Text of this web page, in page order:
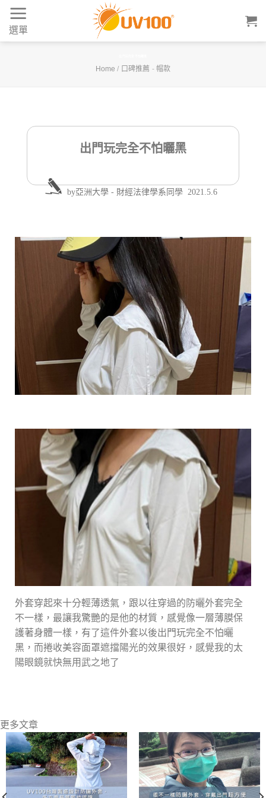
Skip
content
選單
Home / 口碑推薦 - 帽款
出門玩完全不怕曬黑
by亞洲大學 - 財經法律學系同學 2021.5.6
外套穿起來十分輕薄透氣，跟以往穿過的防曬外套完全
不一樣，最讓我驚艷的是他的材質，感覺像一層薄膜保
護著身體一樣，有了這件外套以後出門玩完全不怕曬
黑，而捲收美容面罩遮擋陽光的效果很好，感覺我的太
陽眼鏡就快無用武之地了
更多文章